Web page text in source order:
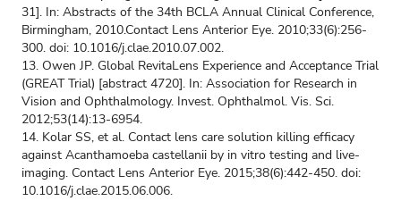
31]. In: Abstracts of the 34th BCLA Annual Clinical Conference,
Birmingham, 2010.Contact Lens Anterior Eye. 2010;33(6):256-
300. doi: 10.1016/j.clae.2010.07.002.
13. Owen JP. Global RevitaLens Experience and Acceptance Trial
(GREAT Trial) [abstract 4720]. In: Association for Research in
Vision and Ophthalmology. Invest. Ophthalmol. Vis. Sci.
2012;53(14):13-6954.
14. Kolar SS, et al. Contact lens care solution killing efficacy
against Acanthamoeba castellanii by in vitro testing and live-
imaging. Contact Lens Anterior Eye. 2015;38(6):442-450. doi:
10.1016/j.clae.2015.06.006.